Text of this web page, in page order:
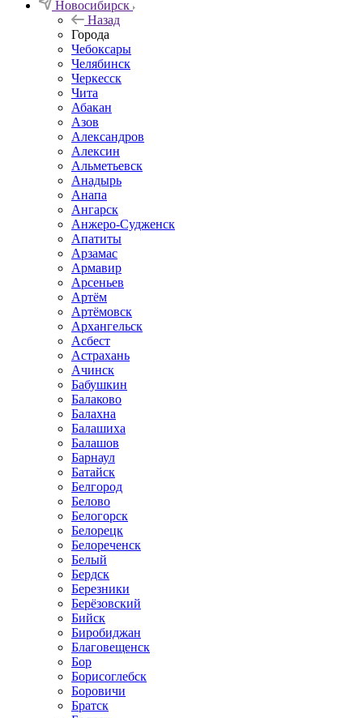
Новосибирск
Назад
Города
Чебоксары
Челябинск
Черкесск
Чита
Абакан
Азов
Александров
Алексин
Альметьевск
Анадырь
Анапа
Ангарск
Анжеро-Судженск
Апатиты
Арзамас
Армавир
Арсеньев
Артём
Артёмовск
Архангельск
Асбест
Астрахань
Ачинск
Бабушкин
Балаково
Балахна
Балашиха
Балашов
Барнаул
Батайск
Белгород
Белово
Белогорск
Белорецк
Белореченск
Белый
Бердск
Березники
Берёзовский
Бийск
Биробиджан
Благовещенск
Бор
Борисоглебск
Боровичи
Братск